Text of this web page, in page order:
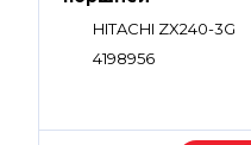
HITACHI ZX240-3G
4198956